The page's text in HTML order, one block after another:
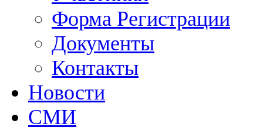
Форма Регистрации
Документы
Контакты
Новости
СМИ